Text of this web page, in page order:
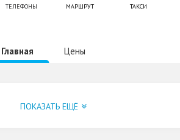
ТЕЛЕФОНЫ
МАРШРУТ
ТАКСИ
Главная Цены
ПОКАЗАТЬ ЕЩЁ